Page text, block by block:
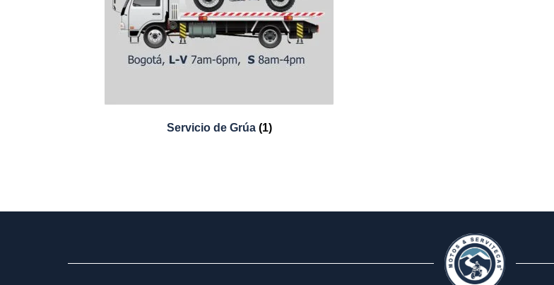
Servicio de Grúa (1)